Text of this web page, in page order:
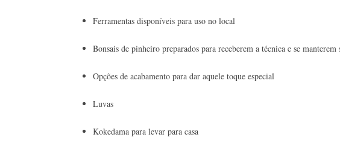
Ferramentas disponíveis para uso no local
Bonsais de pinheiro preparados para receberem a técnica e se manterem
Opções de acabamento para dar aquele toque especial
Luvas
Kokedama para levar para casa